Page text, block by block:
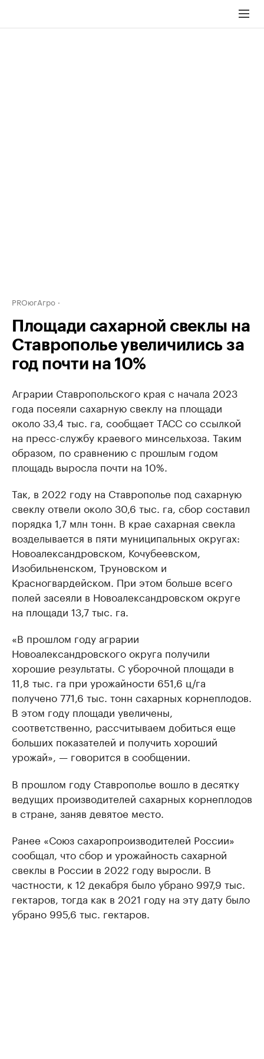
PROюгАгро
Площади сахарной свеклы на
Ставрополье увеличились за
год почти на 10%
Аграрии Ставропольского края с начала 2023
года посеяли сахарную свеклу на площади
около 33,4 тыс. га, сообщает ТАСС со ссылкой
на пресс-службу краевого минсельхоза. Таким
образом, по сравнению с прошлым годом
площадь выросла почти на 10%.
Так, в 2022 году на Ставрополье под сахарную
свеклу отвели около 30,6 тыс. га, сбор составил
порядка 1,7 млн тонн. В крае сахарная свекла
возделывается в пяти муниципальных округах:
Новоалександровском, Кочубеевском,
Изобильненском, Труновском и
Красногвардейском. При этом больше всего
полей засеяли в Новоалександровском округе
на площади 13,7 тыс. га.
«В прошлом году аграрии
Новоалександровского округа получили
хорошие результаты. С уборочной площади в
11,8 тыс. га при урожайности 651,6 ц/га
получено 771,6 тыс. тонн сахарных корнеплодов.
В этом году площади увеличены,
соответственно, рассчитываем добиться еще
больших показателей и получить хороший
урожай», — говорится в сообщении.
В прошлом году Ставрополье вошло в десятку
ведущих производителей сахарных корнеплодов
в стране, заняв девятое место.
Ранее «Союз сахаропроизводителей России»
сообщал, что сбор и урожайность сахарной
свеклы в России в 2022 году выросли. В
частности, к 12 декабря было убрано 997,9 тыс.
гектаров, тогда как в 2021 году на эту дату было
убрано 995,6 тыс. гектаров.